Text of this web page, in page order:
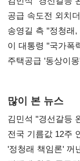
사과부터"
공급 속도전 외치
리모델링' 제안
송영길 측 "정청래
총선 지휘 못해"
이 대통령 "국가폭
진실 밝혀야"
주택공급 '동상이
많이 본 뉴스
김민석 "경선갈등
사과부터"
전국 기름값 12주
'정청래 책임론' 꺼